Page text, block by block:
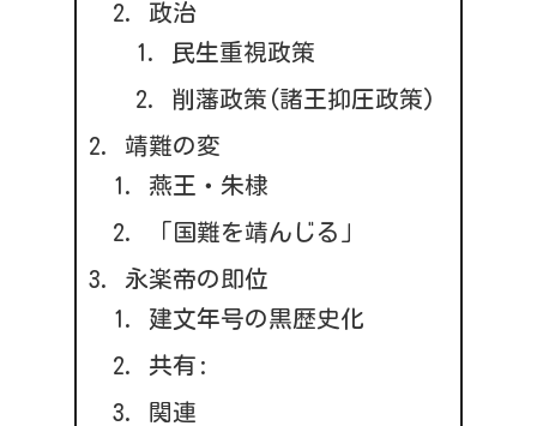
政治
民生重視政策
削藩政策(諸王抑圧政策)
靖難の変
燕王・朱棣
「国難を靖んじる」
永楽帝の即位
建文年号の黒歴史化
共有:
関連